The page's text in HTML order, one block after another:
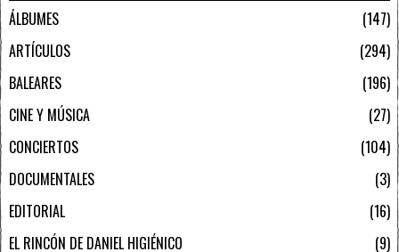
ÁLBUMES
147
ARTÍCULOS
294
BALEARES
196
CINE Y MÚSICA
27
CONCIERTOS
104
DOCUMENTALES
3
EDITORIAL
16
EL RINCÓN DE DANIEL HIGIÉNICO
9